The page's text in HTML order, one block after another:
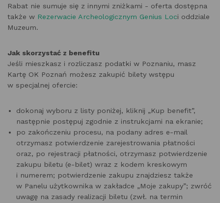
Rabat nie sumuje się z innymi zniżkami - oferta dostępna
także w Rezerwacie Archeologicznym Genius Loci oddziale
Muzeum.
Jak skorzystać z benefitu
Jeśli mieszkasz i rozliczasz podatki w Poznaniu, masz
Kartę OK Poznań możesz zakupić bilety wstępu
w specjalnej ofercie:
dokonaj wyboru z listy poniżej, kliknij „Kup benefit”,
następnie postępuj zgodnie z instrukcjami na ekranie;
po zakończeniu procesu, na podany adres e-mail
otrzymasz potwierdzenie zarejestrowania płatności
oraz, po rejestracji płatności, otrzymasz potwierdzenie
zakupu biletu (e-bilet) wraz z kodem kreskowym
i numerem; potwierdzenie zakupu znajdziesz także
w Panelu użytkownika w zakładce „Moje zakupy”; zwróć
uwagę na zasady realizacji biletu (zwł. na termin